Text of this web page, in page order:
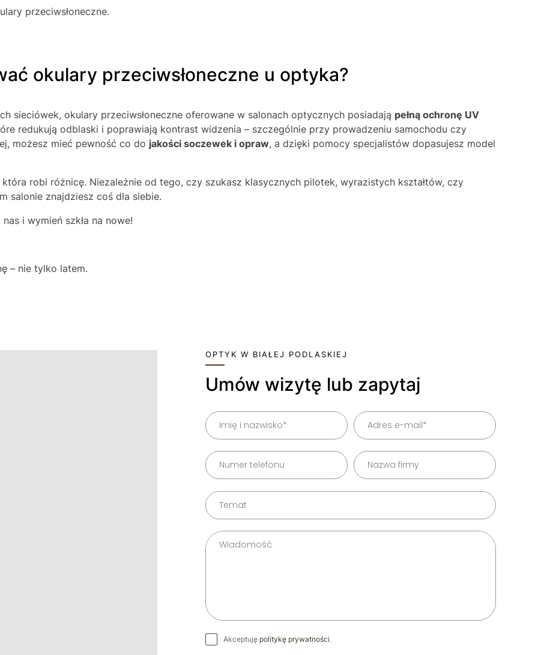
przeciwsłoneczne.
okulary przeciwsłoneczne u optyka?
sieciówek, okulary przeciwsłoneczne oferowane w salonach optycznych posiadają pełną ochronę UV
redukują odblaski i poprawiają kontrast widzenia – szczególnie przy prowadzeniu samochodu czy
możesz mieć pewność co do jakości soczewek i opraw, a dzięki pomocy specjalistów dopasujesz model
robi różnicę. Niezależnie od tego, czy szukasz klasycznych pilotek, wyrazistych kształtów, czy
salonie znajdziesz coś dla siebie.
i wymień szkła na nowe!
– nie tylko latem.
OPTYK W BIAŁEJ PODLASKIEJ
Umów wizytę lub zapytaj
Akceptuję politykę prywatności.